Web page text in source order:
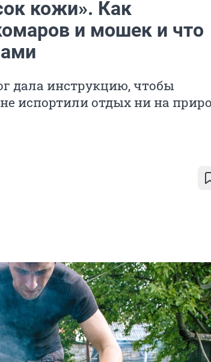
кожи». Как
и мошек и что
дала инструкцию, чтобы
испортили отдых ни на